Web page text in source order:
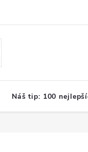
Náš tip: 100